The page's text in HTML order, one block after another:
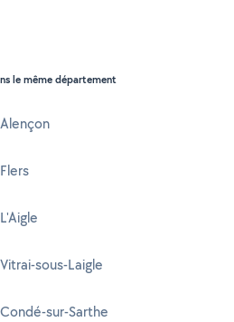
le même département
sous-Laigle
sur-Sarthe